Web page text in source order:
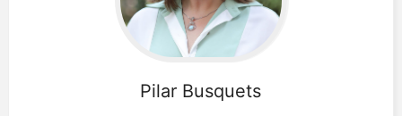
Pilar Busquets